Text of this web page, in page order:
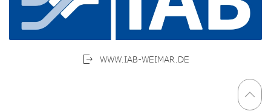
WWW.IAB-WEIMAR.DE